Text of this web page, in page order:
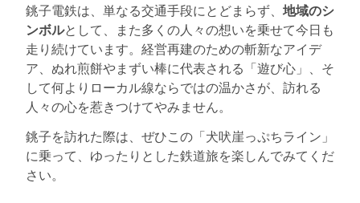
銚子電鉄は、単なる交通手段にとどまらず、 地域のシ
ンボルとして、また多くの人々の想いを乗せて今日も
走り続けています。経営再建のための斬新なアイデ
ア、ぬれ煎餅やまずい棒に代表される「遊び心」、そ
して何よりローカル線ならではの温かさが、訪れる
人々の心を惹きつけてやみません。
銚子を訪れた際は、ぜひこの「犬吠崖っぷちライン」
に乗って、ゆったりとした鉄道旅を楽しんでみてくだ
さい。